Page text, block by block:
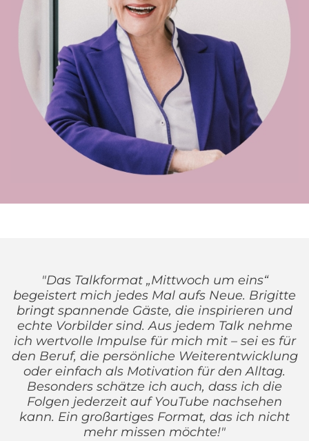
"Das Talkformat „Mittwoch um eins“
begeistert mich jedes Mal aufs Neue. Brigitte
bringt spannende Gäste, die inspirieren und
echte Vorbilder sind. Aus jedem Talk nehme
ich wertvolle Impulse für mich mit – sei es für
den Beruf, die persönliche Weiterentwicklung
oder einfach als Motivation für den Alltag.
Besonders schätze ich auch, dass ich die
Folgen jederzeit auf YouTube nachsehen
kann. Ein großartiges Format, das ich nicht
mehr missen möchte!"